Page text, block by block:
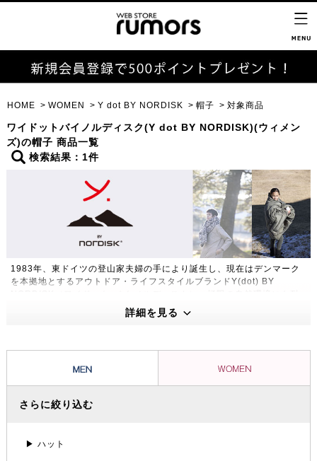
HOME WOMEN Y dot BY NORDISK 帽子 対象商品
ワイドットバイノルディスク(Y dot BY NORDISK)(ウィメン
ズ)の帽子 商品一覧
検索結果：1件
1983年、東ドイツの登山家夫婦の手により誕生し、現在はデンマーク
を本拠地とするアウトドア・ライフスタイルブランドY(dot) BY
えうる高い機能性・保温性をもつプロダクトは、アウトドアのプロフェ
ッショナルたちから信頼を集め、数々の過酷な冒険やレースを支えてき
詳細を見る
さらに絞り込む
▶ ハット